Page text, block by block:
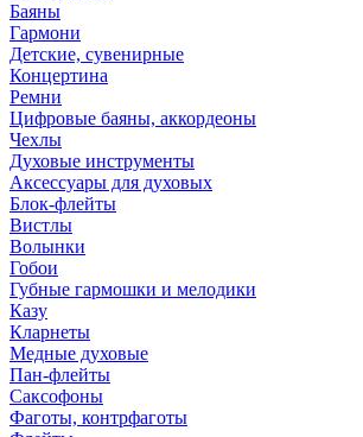
Баяны
Гармони
Детские, сувенирные
Концертина
Ремни
Цифровые баяны, аккордеоны
Чехлы
Духовые инструменты
Аксессуары для духовых
Блок-флейты
Вистлы
Волынки
Гобои
Губные гармошки и мелодики
Казу
Кларнеты
Медные духовые
Пан-флейты
Саксофоны
Фаготы, контрфаготы